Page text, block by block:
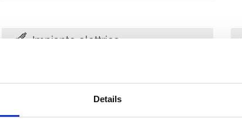
Details
Impianto elettrico